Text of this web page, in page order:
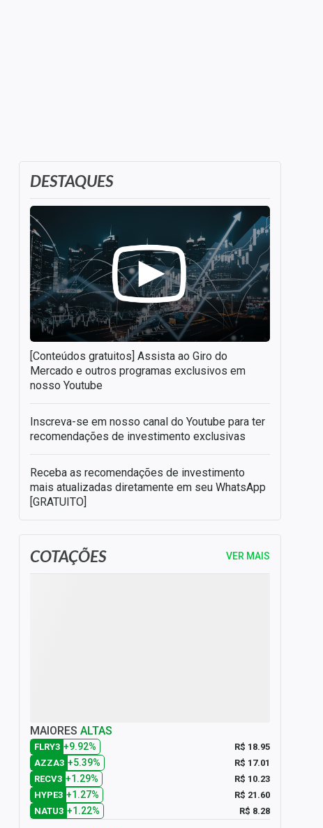
DESTAQUES
[Conteúdos gratuitos] Assista ao Giro do
Mercado e outros programas exclusivos em
nosso Youtube
Inscreva-se em nosso canal do Youtube para ter
recomendações de investimento exclusivas
Receba as recomendações de investimento
mais atualizadas diretamente em seu WhatsApp
[GRATUITO]
COTAÇÕES VER MAIS
MAIORES ALTAS
FLRY3 +9.92%
R$ 18.95
AZZA3 +5.39%
R$ 17.01
RECV3 +1.29%
R$ 10.23
HYPE3 +1.27%
R$ 21.60
NATU3 +1.22% R$ 8.28